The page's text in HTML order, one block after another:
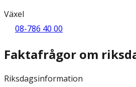
Växel
08-786 40 00
Faktafrågor om
Riksdagsinformation